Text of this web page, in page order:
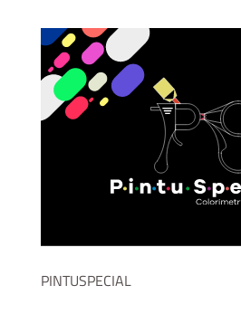
PINTUSPECIAL